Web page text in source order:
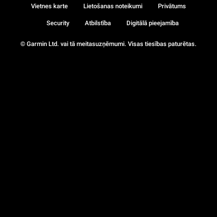
© Garmin Ltd. vai tā meitasuzņēmumi. Visas tiesības paturētas.
Vietnes karte Lietošanas noteikumi Privātums
Security Atbilstība Digitālā pieejamība